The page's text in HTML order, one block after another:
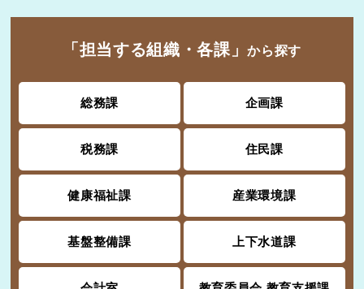
「担当する組織・各課」から探す
総務課 企画課
税務課 住民課
健康福祉課 産業環境課
基盤整備課 上下水道課